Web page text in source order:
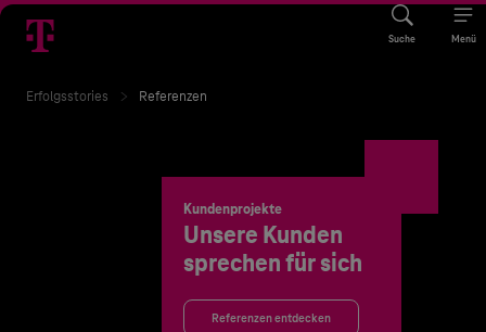
Suche Menü
Erfolgsstories Referenzen
Kundenprojekte
Unsere Kunden
sprechen für sich
Referenzen entdecken